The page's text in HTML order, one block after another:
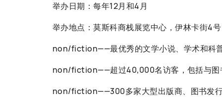
举办日期：每年12月和4月
举办地点：莫斯科商栈展览中心，伊林卡街4号
non/fiction——最优秀的文学小说、学术和科
non/fiction——超过40,000名访客，包括与图
non/fiction——300多家大型出版商、图书发